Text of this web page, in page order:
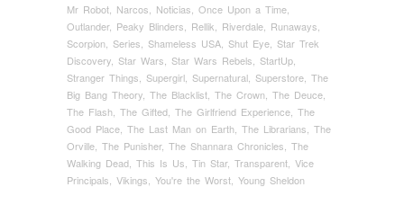
Mr Robot Narcos Noticias Once Upon a Time
Outlander, Peaky Blinders Rellik Riverdale Runaways
Scorpion
Series Shameless USA Shut Eye Star Trek
Discovery Star Wars Star Wars Rebels StartUp
Stranger Things
Supergirl Supernatural Superstore The
Big Bang Theory The Blacklist The Crown The Deuce
The Flash The Gifted The Girlfriend Experience The
Good Place The Last Man on Earth The Librarians The
Orville The Punisher, The Shannara Chronicles The
Walking Dead This Is Us Tin Star, Transparent Vice
Principals Vikings You're the Worst Young Sheldon